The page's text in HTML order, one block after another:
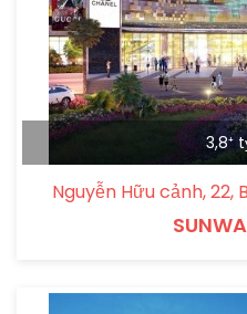
3,8⁺
Nguyễn Hữu cảnh, 22,